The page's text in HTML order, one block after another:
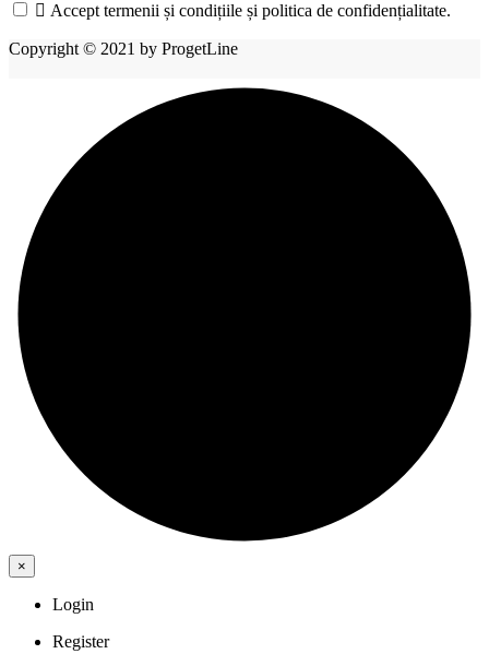
 Accept termenii și condițiile și politica de confidențialitate.
Copyright © 2021 by ProgetLine
×
Login
Register